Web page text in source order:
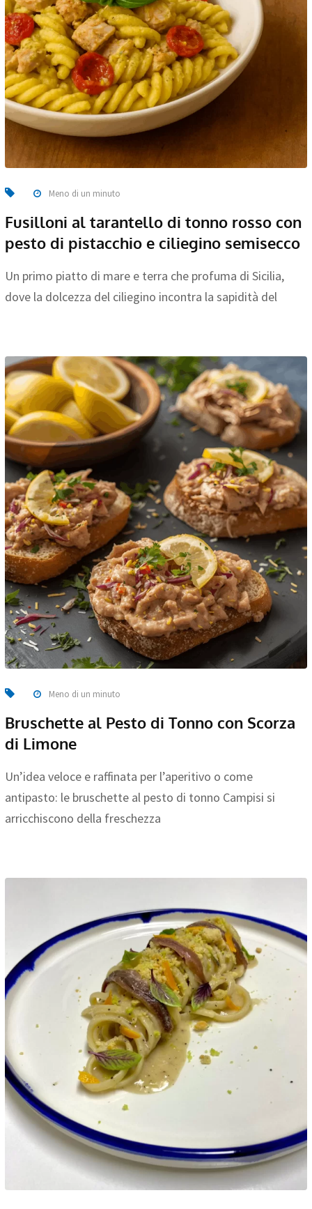
Meno di un minuto
Fusilloni al tarantello di tonno rosso con
pesto di pistacchio e ciliegino semisecco
Un primo piatto di mare e terra che profuma di Sicilia,
dove la dolcezza del ciliegino incontra la sapidità del
Meno di un minuto
Bruschette al Pesto di Tonno con Scorza
di Limone
Un’idea veloce e raffinata per l’aperitivo o come
antipasto: le bruschette al pesto di tonno Campisi si
arricchiscono della freschezza